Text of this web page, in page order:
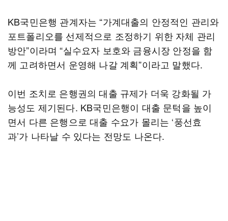
KB국민은행 관계자는 “가계대출의 안정적인 관리와
포트폴리오를 선제적으로 조정하기 위한 자체 관리
방안”이라며 “실수요자 보호와 금융시장 안정을 함
께 고려하면서 운영해 나갈 계획”이라고 말했다.
이번 조치로 은행권의 대출 규제가 더욱 강화될 가
능성도 제기된다. KB국민은행이 대출 문턱을 높이
면서 다른 은행으로 대출 수요가 몰리는 ‘풍선효
과’가 나타날 수 있다는 전망도 나온다.